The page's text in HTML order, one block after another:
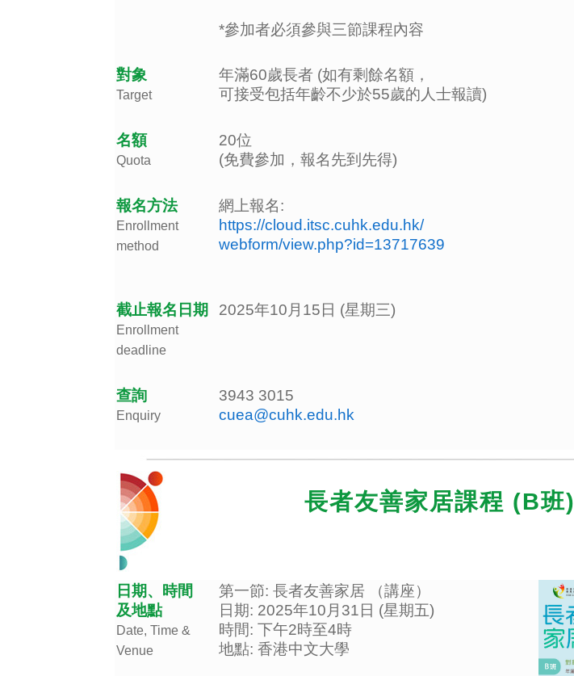
*參加者必須參與三節課程內容
對象
Target
年滿60歲長者 (如有剩餘名額，
可接受包括年齡不少於55歲的人士報讀)
名額
Quota
20位
(免費參加，報名先到先得)
報名方法
Enrollment
method
網上報名:
https://cloud.itsc.cuhk.edu.hk/
webform/view.php?id=13717639
截止報名日期
Enrollment
deadline
2025年10月15日 (星期三)
查詢
Enquiry
3943 3015
cuea@cuhk.edu.hk
長者友善家居課程 (B班)
日期、時間
及地點
Date, Time &
Venue
第一節: 長者友善家居 （講座）
日期: 2025年10月31日 (星期五)
時間: 下午2時至4時
地點: 香港中文大學